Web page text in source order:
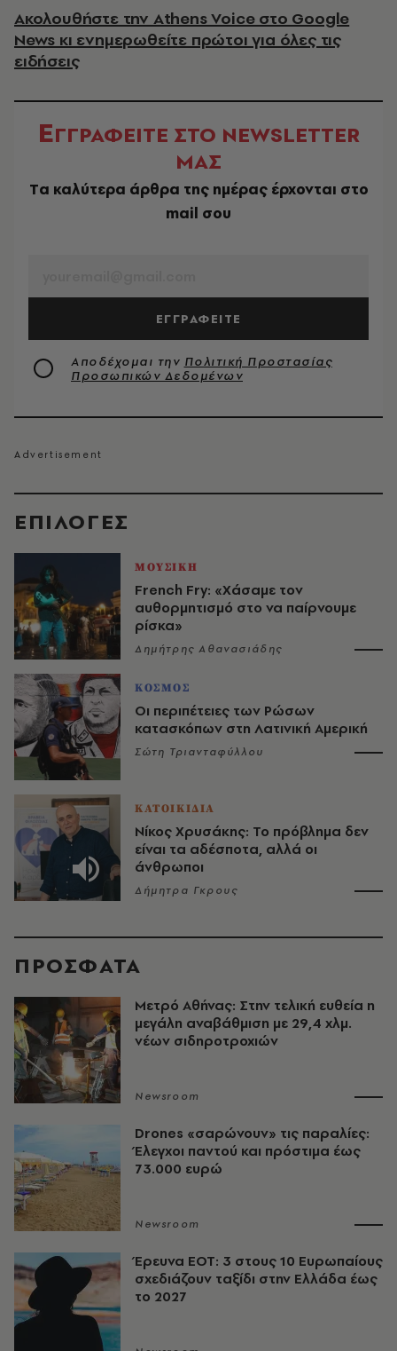
EΠΙΛΟΓΈΣ
ΜΟΥΣΙΚΗ
French Fry: «Χάσαμε τον
αυθορμητισμό στο να παίρνουμε
ρίσκα»
Δημήτρης Αθανασιάδης
ΚΟΣΜΟΣ
Οι περιπέτειες των Ρώσων
κατασκόπων στη Λατινική Αμερική
Σώτη Τριανταφύλλου
ΚΑΤΟΙΚΙΔΙΑ
Νίκος Χρυσάκης: Το πρόβλημα δεν
είναι τα αδέσποτα, αλλά οι
άνθρωποι
Δήμητρα Γκρους
Ακολουθήστε την Athens Voice στο Google
News κι ενημερωθείτε πρώτοι για όλες τις
ειδήσεις
ΕΓΓΡΑΦΕΙΤΕ ΣΤΟ NEWSLETTER
ΜΑΣ
Tα καλύτερα άρθρα της ημέρας έρχονται στο
mail σου
ΕΓΓΡΑΦΕΙΤΕ
Αποδέχομαι την Πολιτική Προστασίας
Προσωπικών Δεδομένων
ΠΡΟΣΦΑΤΑ
Μετρό Αθήνας: Στην τελική ευθεία η
μεγάλη αναβάθμιση με 29,4 χλμ.
νέων σιδηροτροχιών
Newsroom
Drones «σαρώνουν» τις παραλίες:
Έλεγχοι παντού και πρόστιμα έως
73.000 ευρώ
Newsroom
Έρευνα ΕΟΤ: 3 στους 10 Ευρωπαίους
σχεδιάζουν ταξίδι στην Ελλάδα έως
το 2027